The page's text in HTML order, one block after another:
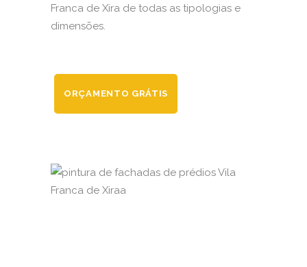
Franca de Xira de todas as tipologias e
dimensões.
ORÇAMENTO GRÁTIS